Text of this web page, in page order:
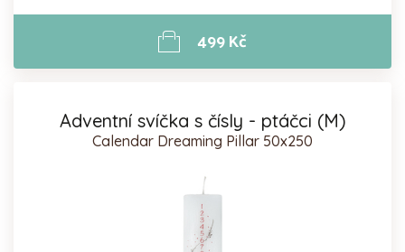
499 Kč
Adventní svíčka s čísly - ptáčci (M)
Calendar Dreaming Pillar 50x250